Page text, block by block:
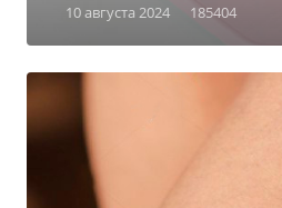
10 августа 2024 185404